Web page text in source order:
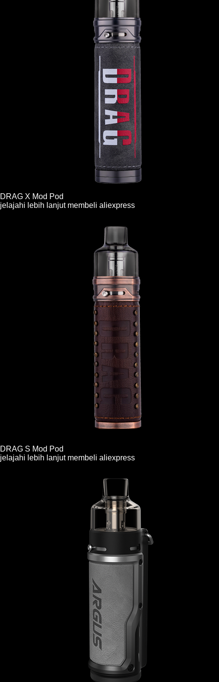
DRAG X Mod Pod
jelajahi lebih lanjut membeli aliexpress
DRAG S Mod Pod
jelajahi lebih lanjut membeli aliexpress